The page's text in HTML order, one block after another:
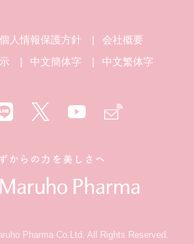
個人情報保護方針
会社概要
中文簡体字 中文繁体字
Pharma Co.Ltd. All Rights Reserved.